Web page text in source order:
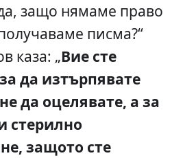
защо нямаме право
писма?“
каза: „Вие сте
да изтърпявате
да оцелявате, а за
стерилно
защото сте